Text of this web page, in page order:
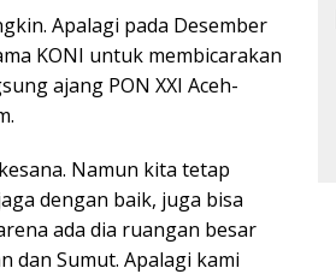
Apalagi pada Desember
KONI untuk membicarakan
ajang PON XXI Aceh-
Namun kita tetap
dengan baik, juga bisa
ada dia ruangan besar
dan Sumut. Apalagi kami